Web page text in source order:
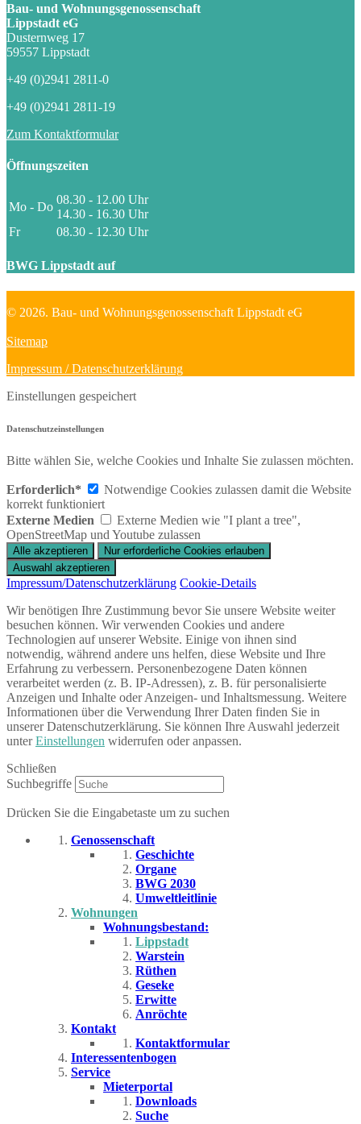
Bau- und Wohnungsgenossenschaft
Lippstadt eG
Dusternweg 17
59557 Lippstadt
+49 (0)2941 2811-0
+49 (0)2941 2811-19
Zum Kontaktformular
Öffnungszeiten
Mo - Do
08.30 - 12.00 Uhr
14.30 - 16.30 Uhr
Fr
08.30 - 12.30 Uhr
BWG Lippstadt auf
© 2026. Bau- und Wohnungsgenossenschaft Lippstadt eG
Sitemap
Impressum / Datenschutzerklärung
Einstellungen gespeichert
Datenschutzeinstellungen
Bitte wählen Sie, welche Cookies und Inhalte Sie zulassen möchten.
Erforderlich*
Notwendige Cookies zulassen damit die Website
korrekt funktioniert
Externe Medien
Externe Medien wie "I plant a tree",
OpenStreetMap und Youtube zulassen
Impressum/Datenschutzerklärung Cookie-Details
Wir benötigen Ihre Zustimmung bevor Sie unsere Website weiter
besuchen können. Wir verwenden Cookies und andere
Technologien auf unserer Website. Einige von ihnen sind
notwendig, während andere uns helfen, diese Website und Ihre
Erfahrung zu verbessern. Personenbezogene Daten können
verarbeitet werden (z. B. IP-Adressen), z. B. für personalisierte
Anzeigen und Inhalte oder Anzeigen- und Inhaltsmessung. Weitere
Informationen über die Verwendung Ihrer Daten finden Sie in
unserer Datenschutzerklärung. Sie können Ihre Auswahl jederzeit
unterEinstellungen widerrufen oder anpassen.
Schließen
Suchbegriffe
Drücken Sie die Eingabetaste um zu suchen
Genossenschaft
Geschichte
Organe
BWG 2030
Umweltleitlinie
Wohnungen
Wohnungsbestand:
Lippstadt
Warstein
Rüthen
Geseke
Erwitte
Anröchte
Kontakt
Kontaktformular
Interessentenbogen
Service
Mieterportal
Downloads
Suche